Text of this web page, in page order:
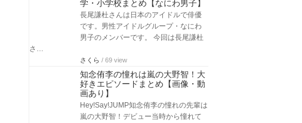
学・小学校まとめ【なにわ男子】
長尾謙杜さんは日本のアイドルで俳優
です。男性アイドルグループ・なにわ
男子のメンバーです。 今回は長尾謙杜
さ…
さくら / 69 view
知念侑李の憧れは嵐の大野智！大
好きエピソードまとめ【画像・動
画あり】
Hey!Say!JUMP知念侑李の憧れの先輩は
嵐の大野智！デビュー当時から憧れて